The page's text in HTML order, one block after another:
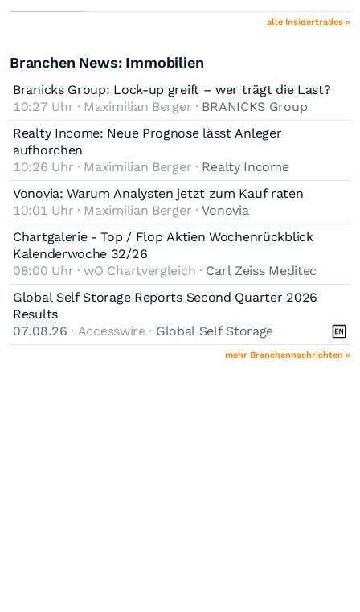
alle Insidertrades »
Branchen News: Immobilien
Branicks Group: Lock-up greift – wer trägt die Last?
10:27 Uhr · Maximilian Berger · BRANICKS Group
Realty Income: Neue Prognose lässt Anleger
aufhorchen
10:26 Uhr · Maximilian Berger · Realty Income
Vonovia: Warum Analysten jetzt zum Kauf raten
10:01 Uhr · Maximilian Berger ·Vonovia
Chartgalerie - Top / Flop Aktien Wochenrückblick
Kalenderwoche 32/26
08:00 Uhr · wO Chartvergleich · Carl Zeiss Meditec
Global Self Storage Reports Second Quarter 2026
Results
07.08.26 · Accesswire · Global Self Storage
mehr Branchennachrichten »